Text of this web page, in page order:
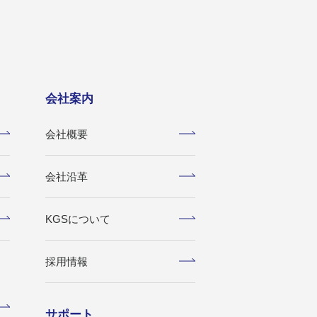
会社案内
会社概要
会社沿革
KGSについて
採用情報